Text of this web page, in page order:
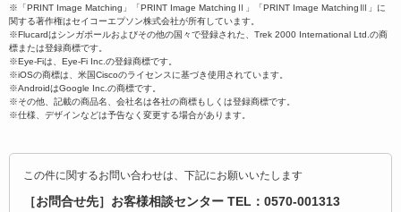
※「PRINT Image Matching」「PRINT Image MatchingⅡ」「PRINT Image MatchingⅢ」に
関する著作権はセイコーエプソン株式会社が所有しています。
※Flucardはシンガポールおよびその他の国々で登録された、Trek 2000 International Ltd.の商
標または登録商標です。
※Eye-Fiは、Eye-Fi Inc.の登録商標です。
※iOSの商標は、米国Ciscoのライセンスに基づき使用されています。
※AndroidはGoogle Inc.の商標です。
※その他、記載の商品名、会社名は各社の商標もしくは登録商標です。
※仕様、デザインなどは予告なく変更する場合があります。
この件に関するお問い合わせは、下記にお願いいたします
［お問合せ先］お客様相談センター TEL：0570-001313